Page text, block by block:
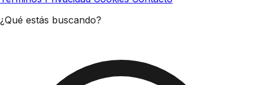
¿Qué estás buscando?